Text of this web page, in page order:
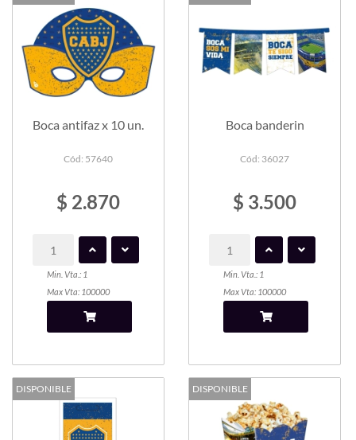
Boca antifaz x 10 un.
Cód: 57640
$ 2.870
Min. Vta.: 1
Max Vta: 100000
Boca banderin
Cód: 36027
$ 3.500
Min. Vta.: 1
Max Vta: 100000
DISPONIBLE DISPONIBLE